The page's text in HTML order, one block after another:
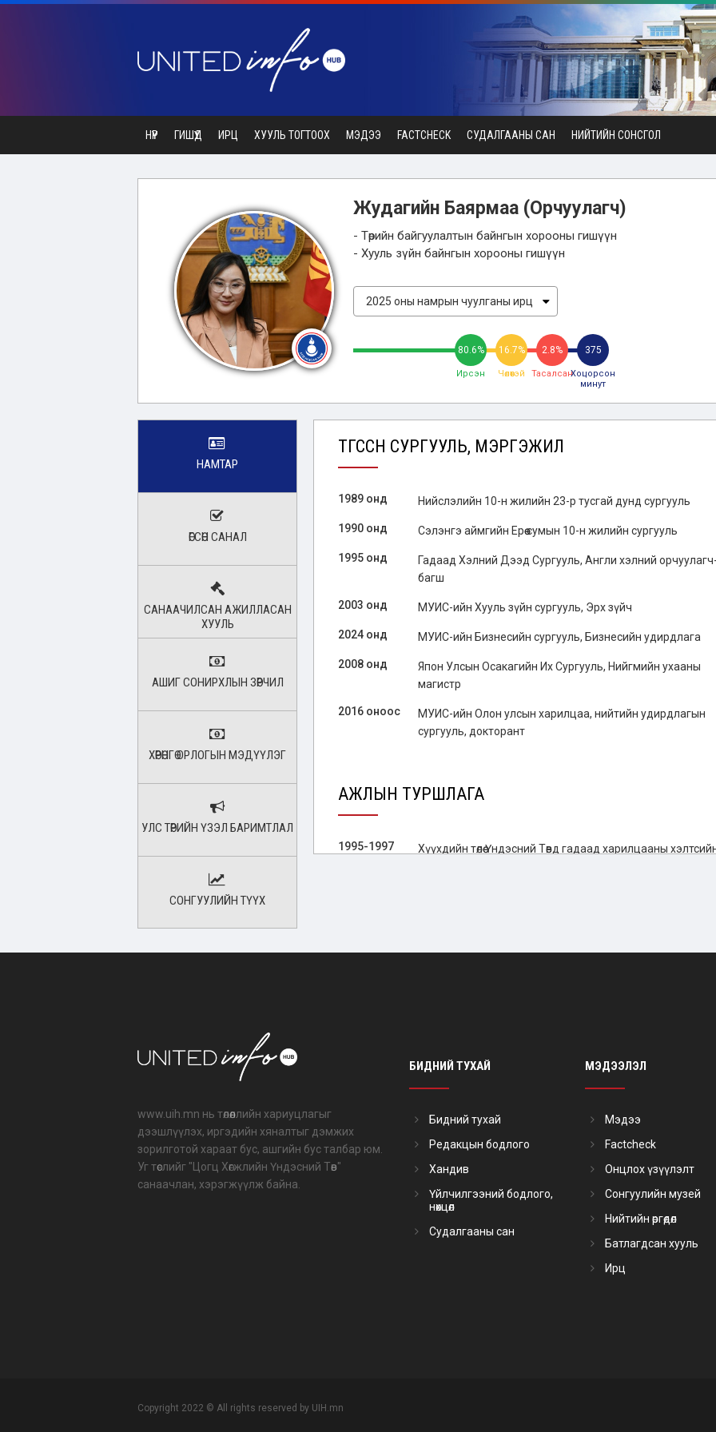
НҮҮР ГИШҮҮД ИРЦ ХУУЛЬ ТОГТООХ МЭДЭЭ FACTCHECK СУДАЛГААНЫ САН НИЙТИЙН СОНСГОЛ
Жудагийн Баярмаа (Орчуулагч)
- Төрийн байгуулалтын байнгын хорооны гишүүн
- Хууль зүйн байнгын хорооны гишүүн
80.6%
Ирсэн
16.7%
Чөлөөтэй
2.8%
Тасалсан
375
Хоцорсон
минут
НАМТАР
ӨГСӨН САНАЛ
САНААЧИЛСАН АЖИЛЛАСАН
ХУУЛЬ
АШИГ СОНИРХЛЫН ЗӨРЧИЛ
ХӨРӨНГӨ ОРЛОГЫН МЭДҮҮЛЭГ
УЛС ТӨРИЙН ҮЗЭЛ БАРИМТЛАЛ
СОНГУУЛИЙН ТҮҮХ
ТӨГССӨН СУРГУУЛЬ, МЭРГЭЖИЛ
1989 онд Нийслэлийн 10-н жилийн 23-р тусгай дунд сургууль
1990 онд Сэлэнгэ аймгийн Ерөө сумын 10-н жилийн сургууль
1995 онд
Гадаад Хэлний Дээд Сургууль, Англи хэлний орчуулагч-
багш
2003 онд МУИС-ийн Хууль зүйн сургууль, Эрх зүйч
2024 онд МУИС-ийн Бизнесийн сургууль, Бизнесийн удирдлага
2008 онд
Япон Улсын Осакагийн Их Сургууль, Нийгмийн ухааны
магистр
2016 оноос
МУИС-ийн Олон улсын харилцаа, нийтийн удирдлагын
сургууль, докторант
АЖЛЫН ТУРШЛАГА
1995-1997
Хүүхдийн төлөө Үндэсний Төвд гадаад харилцааны
2001-2003 Канад-Монголын бизнесийн нийгэмлэгт менежер
Ардчилсан намын Үндэсний Зөвлөлдөх Хорооны тэргүүлэгч
2023 оноос
www.uih.mn нь төлөөллийн хариуцлагыг
дээшлүүлэх, иргэдийн хяналтыг дэмжих
зорилготой хараат бус, ашгийн бус талбар юм.
Уг төслийг "Цогц Хөгжлийн Үндэсний Төв"
санаачлан, хэрэгжүүлж байна.
БИДНИЙ ТУХАЙ
Бидний тухай
Редакцын бодлого
Хандив
Үйлчилгээний бодлого,
нөхцөл
Судалгааны сан
МЭДЭЭЛЭЛ
Мэдээ
Factcheck
Онцлох үзүүлэлт
Сонгуулийн музей
Нийтийн өргөдөл
Батлагдсан хууль
Ирц
Copyright 2022 © All rights reserved by UIH.mn